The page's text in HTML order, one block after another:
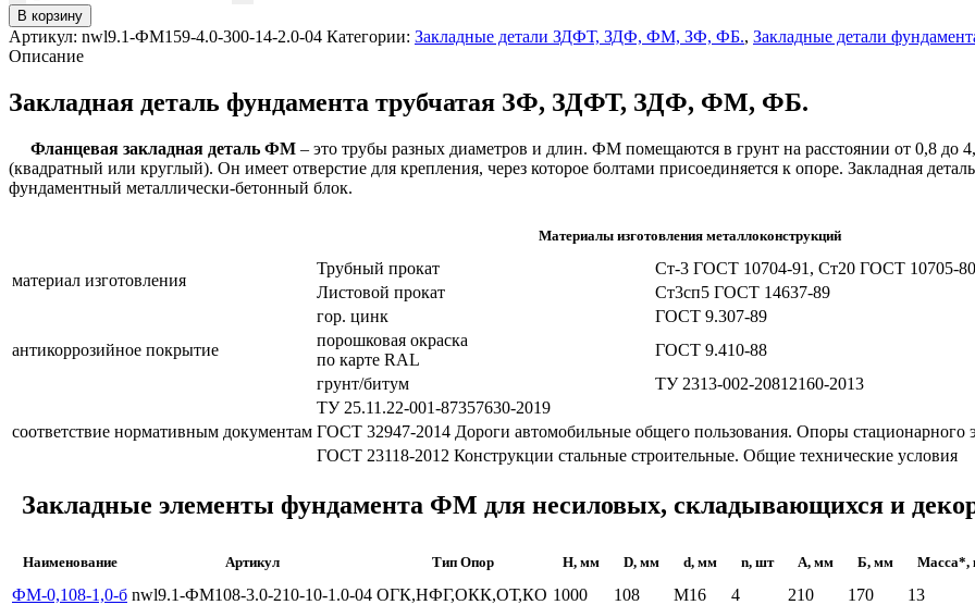
В корзину
Артикул: nwl9.1-ФМ159-4.0-300-14-2.0-04 Категории: Закладные детали ЗДФТ, ЗДФ, ФМ, ЗФ, ФБ., Закладные детали
Описание
Закладная деталь фундамента трубчатая ЗФ, ЗДФТ, ЗДФ, ФМ, ФБ.
Фланцевая закладная деталь ФМ – это трубы разных диаметров и длин. ФМ помещаются в грунт на расстоянии от 0,8 до
(квадратный или круглый). Он имеет отверстие для крепления, через которое болтами присоединяется к опоре. Закладная
фундаментный металлически-бетонный блок.
Материалы изготовления металлоконструкций
материал изготовления
Трубный прокат
Ст-3 ГОСТ 10704-91, Ст20 ГОСТ 10705-80
Листовой прокат
Ст3сп5 ГОСТ 14637-89
антикоррозийное покрытие
гор. цинк
ГОСТ 9.307-89
порошковая окраска
по карте RAL
ГОСТ 9.410-88
грунт/битум
ТУ 2313-002-20812160-2013
соответствие нормативным документам
ТУ 25.11.22-001-87357630-2019
ГОСТ 32947-2014 Дороги автомобильные общего пользования. Опоры стационарного
ГОСТ 23118-2012 Конструкции стальные строительные. Общие технические условия
Закладные элементы фундамента ФМ для несиловых, складывающихся и
Наименование Артикул Тип Опор H, мм D, мм d, мм n, шт A, мм Б, мм Масса*,
ФМ-0,108-1,0-б nwl9.1-ФМ108-3.0-210-10-1.0-04 ОГК,НФГ,ОКК,ОТ,КО 1000 108 М16 4 210 170 13